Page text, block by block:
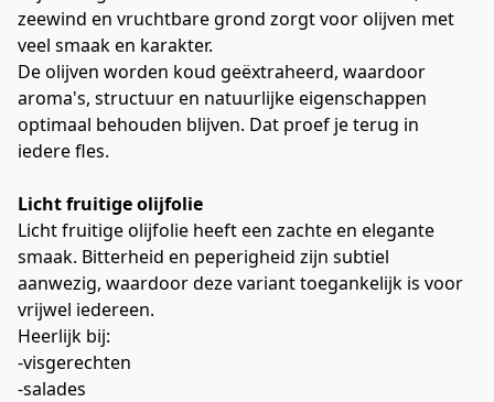
zeewind en vruchtbare grond zorgt voor olijven met
veel smaak en karakter.
De olijven worden koud geëxtraheerd, waardoor
aroma's, structuur en natuurlijke eigenschappen
optimaal behouden blijven. Dat proef je terug in
iedere fles.
Licht fruitige olijfolie
Licht fruitige olijfolie heeft een zachte en elegante
smaak. Bitterheid en peperigheid zijn subtiel
aanwezig, waardoor deze variant toegankelijk is voor
vrijwel iedereen.
Heerlijk bij:
-visgerechten
-salades